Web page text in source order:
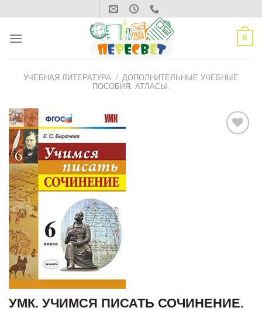
content
0
УЧЕБНАЯ ЛИТЕРАТУРА / ДОПОЛНИТЕЛЬНЫЕ УЧЕБНЫЕ
ПОСОБИЯ. АТЛАСЫ.
УМК. УЧИМСЯ ПИСАТЬ СОЧИНЕНИЕ.